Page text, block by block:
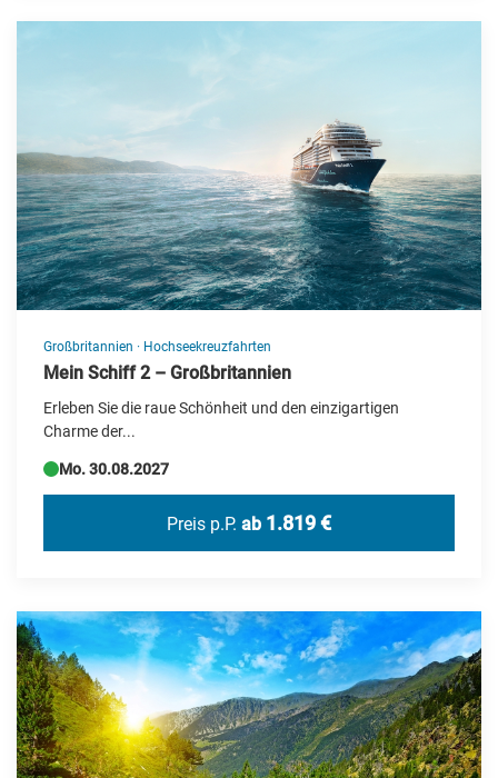
Großbritannien · Hochseekreuzfahrten
Mein Schiff 2 – Großbritannien
Erleben Sie die raue Schönheit und den einzigartigen
Charme der...
Mo. 30.08.2027
Preis p.P. ab 1.819 €